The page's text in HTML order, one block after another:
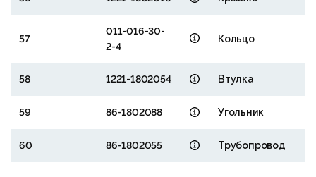
57
011-016-30-
2-4
Кольцо
58 1221-1802054 Втулка
59 86-1802088 Угольник
60 86-1802055 Трубопровод